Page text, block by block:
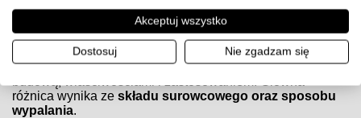
Czym różnią się płytki gresowe od ceramicznych?
płytki gresowe ceramicznesą popularnym
wyborem do wykończenia wnętrz, jednak różnią się
różnica wynika zeskładu surowcowego oraz sposobu
wypalania.
Akceptuj wszystko
Dostosuj Nie zgadzam się